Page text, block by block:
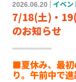
2026.06.20 イベン
7/18(土)・
のお知らせ
■夏休み、最初
り。午前中で